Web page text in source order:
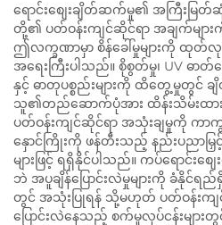
ရောင်းစျေးချိတ်ဆက်မှု၏ အကြီးမြ
တို့၏ ပတ်ဝန်းကျင်ဆိုင်ရာ အချက်များကို
ဤလက္ခဏာမှာ စိန်ခေါ်မှုများကို ထုတ်
အရေးကြီးပါသည်။ စိုစွတ်မှု၊ UV ဓာတ်ရော
နှင့် ဓာတုပစ္စည်းများကို ထိတွေ့မှုတွ
သူ၏တည်ဆောက်ပုံအား ထိန်းသိမ်းထာ
ပတ်ဝန်းကျင်ဆိုင်ရာ အသုံးချမှုကို
နှောင်ကြိုးကို ဖန်တီးသည့် နည်းပညာမြှ
များဖြင့် ရရှိနိုင်ပါသည်။ ကပ်ရောင်း
ဘဲ အပူချိန်ပြောင်းလဲမှုများကို ခံနိုင်
တွင် အသုံးပြုရန် သို့မဟုတ် ပတ်ဝန်းကျင်
ပြောင်းလဲနေသည့် စက်မှုလုပ်ငန်းမျာ